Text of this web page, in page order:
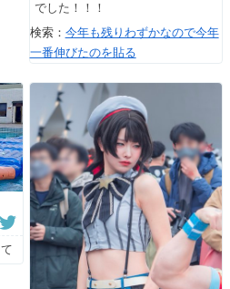
でした！！！
検索： 今年も残りわずかなので今年
一番伸びたのを貼る